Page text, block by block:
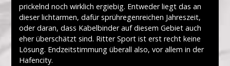
prickelnd noch wirklich ergiebig. Entweder liegt das an
dieser lichtarmen, dafür sprühregenreichen Jahreszeit,
oder daran, dass Kabelbinder auf diesem Gebiet auch
eher überschätzt sind. Ritter Sport ist erst recht keine
Lösung. Endzeitstimmung überall also, vor allem in der
Hafencity.